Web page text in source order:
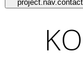
project.nav.contact